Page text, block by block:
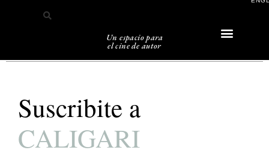
Un espacio para
el cine de autor
Suscribite a
CALIGARI